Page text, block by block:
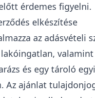
érdemes figyelni.
elkészítése
az adásvételi
valamint
és egy tároló
Az ajánlat